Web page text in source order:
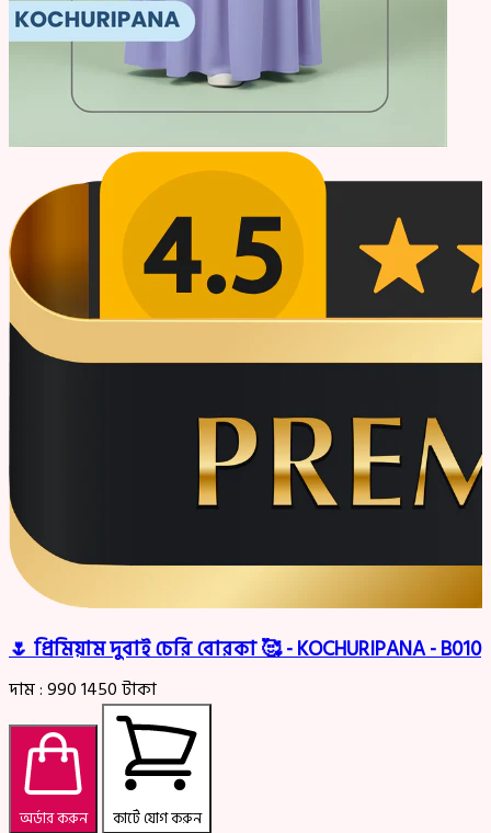
🌷 প্রিমিয়াম দুবাই চেরি বোরকা 🥰 - KOCHURIPANA - B010
দাম :9901450টাকা
অর্ডার করুন কার্টে যোগ করুন